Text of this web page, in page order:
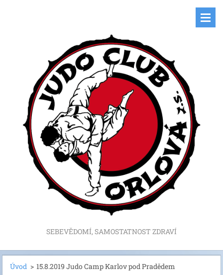
SEBEVĚDOMÍ, SAMOSTATNOST ZDRAVÍ
Úvod > 15.8.2019 Judo Camp Karlov pod Pradědem